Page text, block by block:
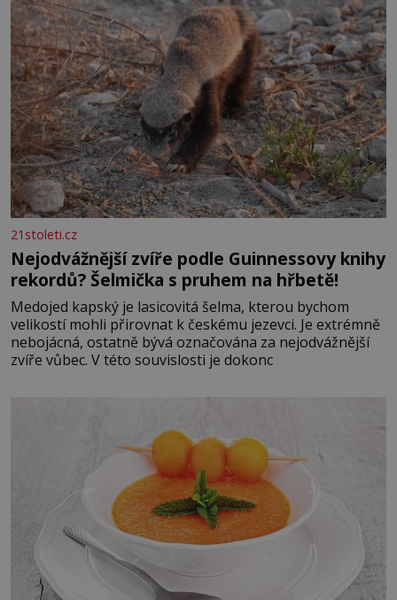
21stoleti.cz
Nejodvážnější zvíře podle Guinnessovy knihy
rekordů? Šelmička s pruhem na hřbetě!
Medojed kapský je lasicovitá šelma, kterou bychom
velikostí mohli přirovnat k českému jezevci. Je extrémně
nebojácná, ostatně bývá označována za nejodvážnější
zvíře vůbec. V této souvislosti je dokonc